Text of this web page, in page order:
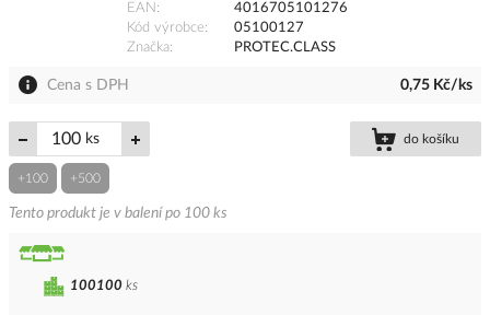
EAN
4016705101276
Kód výrobce
05100127
Značka
PROTEC.CLASS
Cena s DPH 0,75 Kč/ks
ks do košíku
+100 +500
Tento produkt je v balení po 100 ks
100100 ks